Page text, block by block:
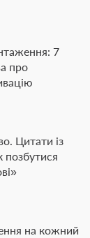
7
про
Цитати із
позбутися
на кожний